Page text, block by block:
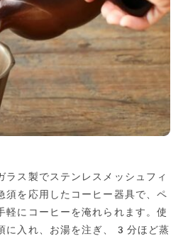
ラス製でステンレスメッシュフィ
須を応用したコーヒー器具で、ペ
軽にコーヒーを淹れられます。使
に入れ、お湯を注ぎ、3分ほど蒸